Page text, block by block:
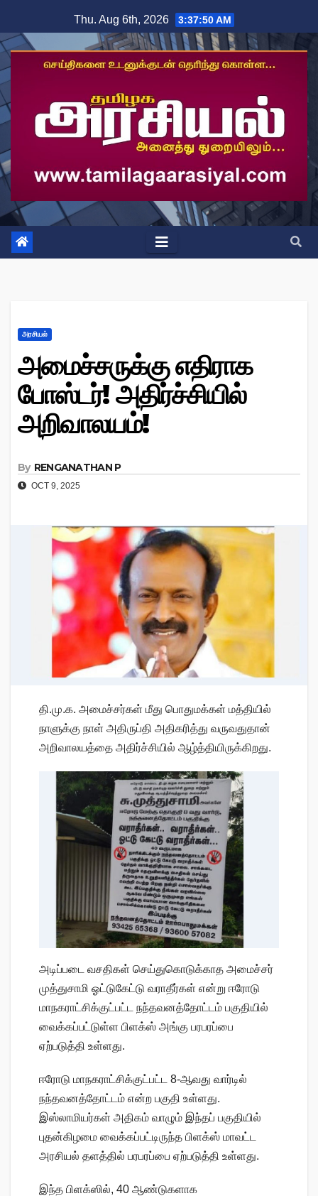
to
content
Thu. Aug 6th, 2026 3:37:51 AM
அரசியல்
அமைச்சருக்கு எதிராக
போஸ்டர்! அதிர்ச்சியில்
அறிவாலயம்!
By RENGANATHAN P
OCT 9, 2025
தி.மு.க. அமைச்சர்கள் மீது பொதுமக்கள் மத்தியில்
நாளுக்கு நாள் அதிருப்தி அதிகரித்து வருவதுதான்
அறிவாலயத்தை அதிர்ச்சியில் ஆழ்த்தியிருக்கிறது.
அடிப்படை வசதிகள் செய்துகொடுக்காத அமைச்சர்
முத்துசாமி ஓட்டுகேட்டு வராதீர்கள் என்று ஈரோடு
மாநகராட்சிக்குட்பட்ட நந்தவனத்தோட்டம் பகுதியில்
வைக்கப்பட்டுள்ள பிளக்ஸ் அங்கு பரபரப்பை
ஏற்படுத்தி உள்ளது.
ஈரோடு மாநகராட்சிக்குட்பட்ட 8-ஆவது வார்டில்
நந்தவனத்தோட்டம் என்ற பகுதி உள்ளது.
இஸ்லாமியர்கள் அதிகம் வாழும் இந்தப் பகுதியில்
புதன்கிழமை வைக்கப்பட்டிருந்த பிளக்ஸ் மாவட்ட
அரசியல் தளத்தில் பரபரப்பை ஏற்படுத்தி உள்ளது.
இந்த பிளக்ஸில், 40 ஆண்டுகளாக